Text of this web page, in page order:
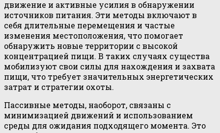
движение и активные усилия в обнаружении
источников питания. Эти методы включают в
себя длительные перемещения и частые
изменения местоположения, что помогает
обнаружить новые территории с высокой
концентрацией пищи. В таких случаях существа
мобилизуют свои силы для нахождения и захвата
пищи, что требует значительных энергетических
затрат и стратегии охоты.
Пассивные методы, наоборот, связаны с
минимизацией движений и использованием
среды для ожидания подходящего момента. Это